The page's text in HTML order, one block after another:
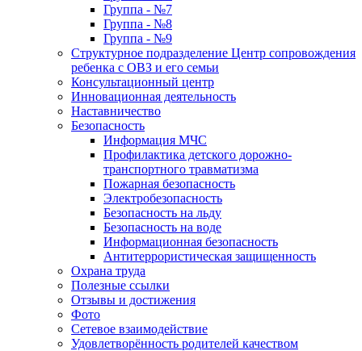
Группа - №7
Группа - №8
Группа - №9
Структурное подразделение Центр сопровождения
ребенка с ОВЗ и его семьи
Консультационный центр
Инновационная деятельность
Наставничество
Безопасность
Информация МЧС
Профилактика детского дорожно-
транспортного травматизма
Пожарная безопасность
Электробезопасность
Безопасность на льду
Безопасность на воде
Информационная безопасность
Антитеррористическая защищенность
Охрана труда
Полезные ссылки
Отзывы и достижения
Фото
Сетевое взаимодействие
Удовлетворённость родителей качеством